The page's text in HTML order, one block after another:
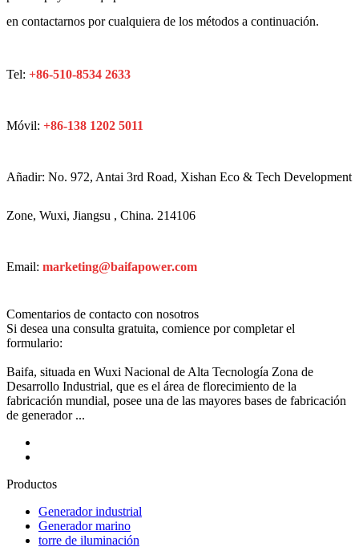
en contactarnos por cualquiera de los métodos a continuación.
Tel: +86-510-8534 2633
Móvil: +86-138 1202 5011
Añadir: No. 972, Antai 3rd Road, Xishan Eco & Tech Development
Zone, Wuxi, Jiangsu , China. 214106
Email: marketing@baifapower.com
Comentarios de contacto con nosotros
Si desea una consulta gratuita, comience por completar el
formulario:
Baifa, situada en Wuxi Nacional de Alta Tecnología Zona de
Desarrollo Industrial, que es el área de florecimiento de la
fabricación mundial, posee una de las mayores bases de fabricación
de generador ...
Productos
Generador industrial
Generador marino
torre de iluminación